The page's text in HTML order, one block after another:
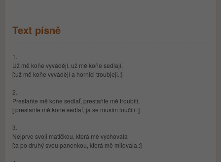
Text písně
1.
Už mě koňe vyvádějí, už mě koňe sedlají,
[:už mě koňe vyvádějí a hornici troubjeji.:]
2.
Prestaňte mě koňe sedlať, prestaňte mě troubiti,
[:prestaňte mě koňe sedlať, já se musím loučiti.:]
3.
Nejprve svoji matičkou, která mě vychovala
[:a po druhý svou panenkou, která mě milovala.:]